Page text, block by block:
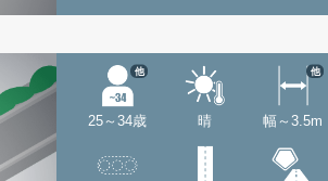
25～34歳
他
晴 幅～3.5m
他